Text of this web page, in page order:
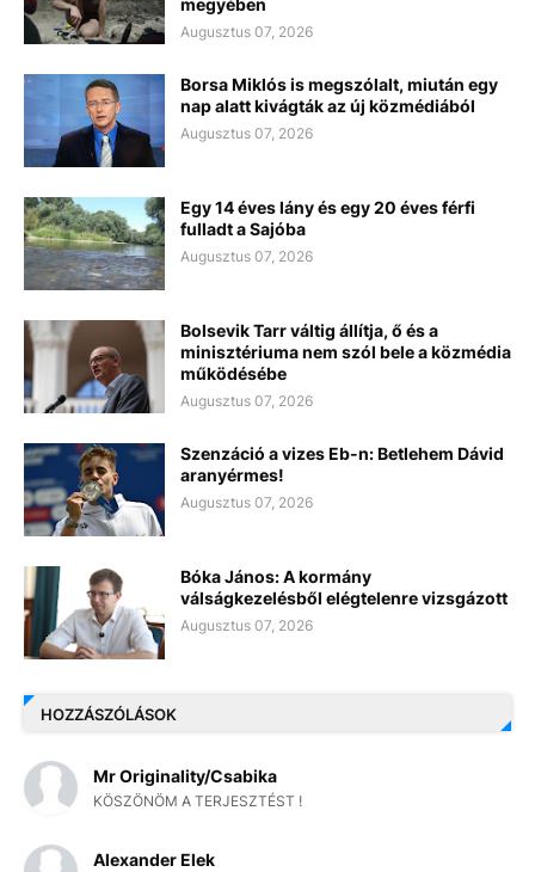
megyében
Augusztus 07, 2026
Borsa Miklós is megszólalt, miután egy
nap alatt kivágták az új közmédiából
Augusztus 07, 2026
Egy 14 éves lány és egy 20 éves férfi
fulladt a Sajóba
Augusztus 07, 2026
Bolsevik Tarr váltig állítja, ő és a
minisztériuma nem szól bele a közmédia
működésébe
Augusztus 07, 2026
Szenzáció a vizes Eb-n: Betlehem Dávid
aranyérmes!
Augusztus 07, 2026
Bóka János: A kormány
válságkezelésből elégtelenre vizsgázott
Augusztus 07, 2026
HOZZÁSZÓLÁSOK
Mr Originality/Csabika
KÖSZÖNÖM A TERJESZTÉST !
Alexander Elek